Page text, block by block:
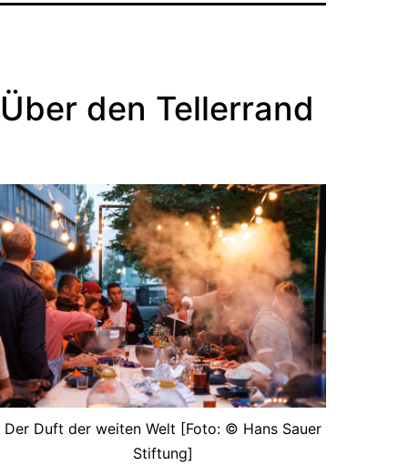
Über den Tellerrand
Der Duft der weiten Welt [Foto: © Hans Sauer
Stiftung]